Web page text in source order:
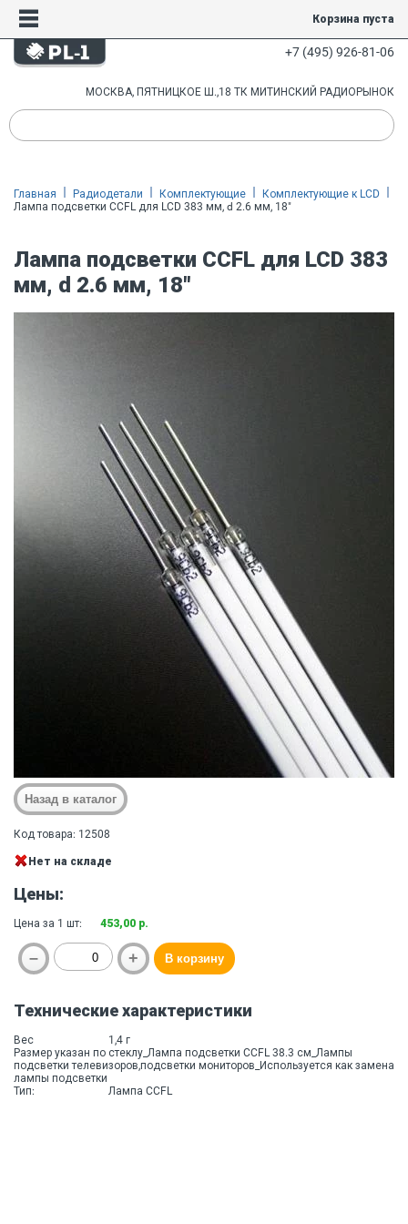
Корзина пуста
+7 (495) 926-81-06
МОСКВА, ПЯТНИЦКОЕ Ш.,18 ТК МИТИНСКИЙ РАДИОРЫНОК
Главная Радиодетали Комплектующие
Комплектующие к LCD
Лампа подсветки CCFL для LCD 383 мм, d 2.6 мм, 18"
Лампа подсветки CCFL для LCD 383
мм, d 2.6 мм, 18"
Код товара: 12508
Нет на складе
Цены:
Цена за 1 шт: 453,00 р.
Технические характеристики
Вес
1,4 г
Размер указан по стеклу_Лампа подсветки CCFL 38.3 см_Лампы
подсветки телевизоров,подсветки мониторов_Используется как замена
лампы подсветки
Тип:
Лампа CCFL